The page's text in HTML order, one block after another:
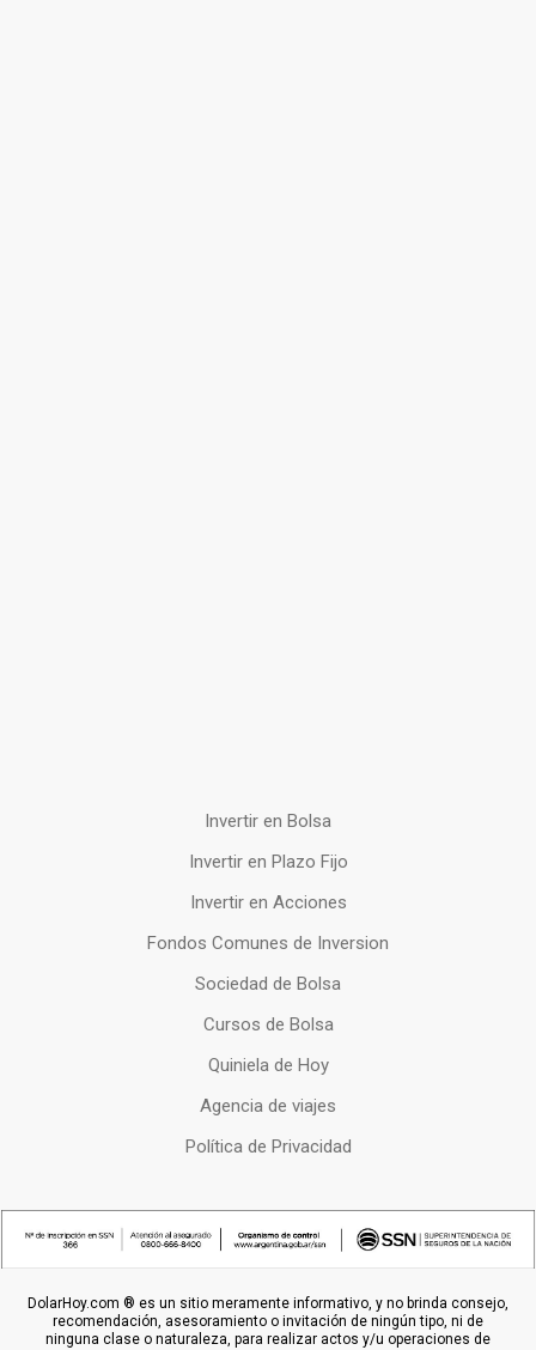
Invertir en Bolsa
Invertir en Plazo Fijo
Invertir en Acciones
Fondos Comunes de Inversion
Sociedad de Bolsa
Cursos de Bolsa
Quiniela de Hoy
Agencia de viajes
Política de Privacidad
DolarHoy.com ® es un sitio meramente informativo, y no brinda consejo,
recomendación, asesoramiento o invitación de ningún tipo, ni de
ninguna clase o naturaleza, para realizar actos y/u operaciones de